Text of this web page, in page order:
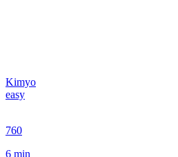
Kimyo
easy
760
6 min